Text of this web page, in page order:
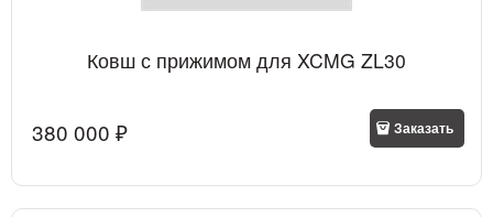
Ковш с прижимом для XCMG ZL30
380 000 ₽ Заказать